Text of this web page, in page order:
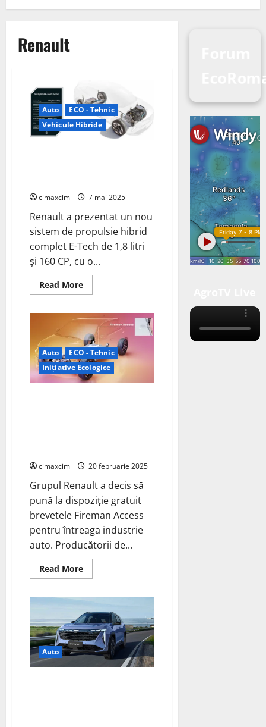
Renault
Auto
ECO - Tehnic
Vehicule Hibride
cimaxcim 7 mai 2025
Renault a prezentat un nou
sistem de propulsie hibrid
complet E-Tech de 1,8 litri
și 160 CP, cu o...
Read MoreRead
more
lansează
noul
sistem
de
propulsie
hibrid
E-
Tech
de
Auto
ECO - Tehnic
Inițiative Ecologice
cimaxcim 20 februarie 2025
Grupul Renault a decis să
pună la dispoziție gratuit
brevetele Fireman Access
pentru întreaga industrie
auto. Producătorii de...
Read MoreRead
more
Renault
pune
la
dispoziția
industriei
auto
la
nivel
mondial
Auto